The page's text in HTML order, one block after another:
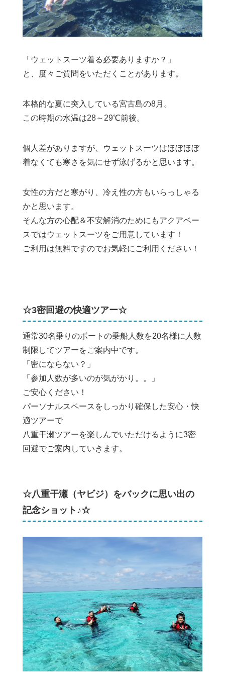
「ウェットスーツ着る必要ありますか？」
と、度々ご質問をいただくことがあります。
本格的な夏に突入している宮古島の8月。
この時期の水温は28～29℃前後。
個人差がありますが、ウェットスーツはほぼほぼ
着なくても寒さを気にせず泳げるかと思います。
女性の方だと寒がり、冷え性の方もいらっしゃる
かと思います。
そんな方の心配＆不安解消のためにもアクアベー
スではウェットスーツをご用意しています！
ご利用は無料ですのでお気軽にご利用ください！
☆3密回避の快適ツアー☆
通常30名乗りのボートの乗船人数を20名様に人数
制限してツアーをご案内中です。
「密にならない？」
「参加人数が多いのが気がかり。。」
ご安心ください！
パーソナルスペースをしっかり確保した安心・快
適ツアーで
八重干瀬ツアーを楽しんでいただけるように3密
回避でご案内していきます。
☆八重干瀬（ヤビジ）をバックに思い出の
記念ショット♪☆